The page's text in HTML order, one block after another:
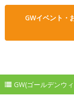
GWイベント・
GW(ゴールデンウ